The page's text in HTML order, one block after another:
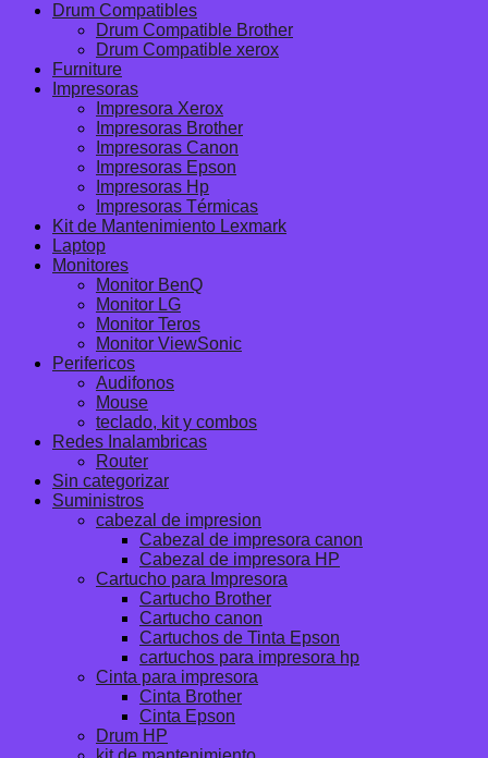
Drum Compatibles
Drum Compatible Brother
Drum Compatible xerox
Furniture
Impresoras
Impresora Xerox
Impresoras Brother
Impresoras Canon
Impresoras Epson
Impresoras Hp
Impresoras Térmicas
Kit de Mantenimiento Lexmark
Laptop
Monitores
Monitor BenQ
Monitor LG
Monitor Teros
Monitor ViewSonic
Perifericos
Audifonos
Mouse
teclado, kit y combos
Redes Inalambricas
Router
Sin categorizar
Suministros
cabezal de impresion
Cabezal de impresora canon
Cabezal de impresora HP
Cartucho para Impresora
Cartucho Brother
Cartucho canon
Cartuchos de Tinta Epson
cartuchos para impresora hp
Cinta para impresora
Cinta Brother
Cinta Epson
Drum HP